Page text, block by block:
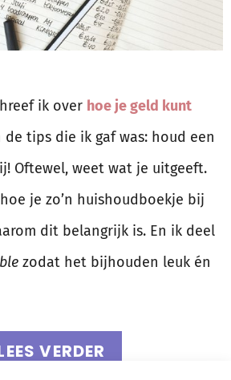
ik over hoe je geld kunt
de tips die ik gaf was: houd een
Oftewel, weet wat je uitgeeft.
je zo’n huishoudboekje bij
dit belangrijk is. En ik deel
zodat het bijhouden leuk én
VERDER